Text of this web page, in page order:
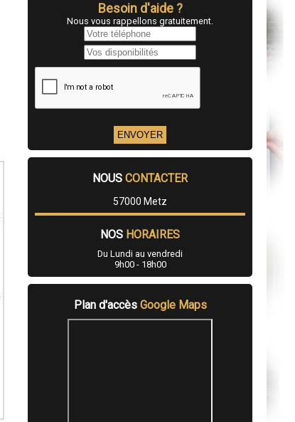
Besoin d'aide ?
Nous vous rappellons gratuitement.
NOUS CONTACTER
57000 Metz
NOS HORAIRES
Du Lundi au vendredi
9h00 - 18h00
Plan d'accès Google Maps